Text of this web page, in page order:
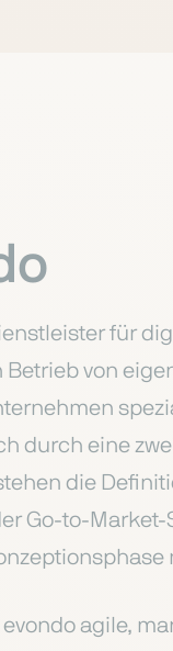
für
von
durch eine
die
Go-to-
agile,